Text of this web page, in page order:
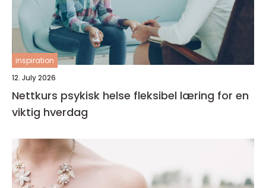
inspiration
12. July 2026
Nettkurs psykisk helse fleksibel læring for en
viktig hverdag